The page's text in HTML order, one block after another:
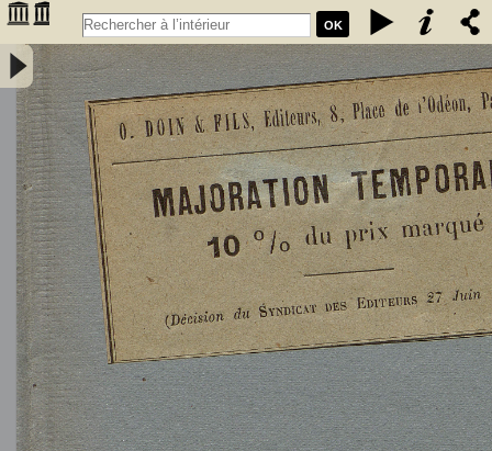
OK
L'Astronomie, observations, théorie et vulgarisation générale / par
Marcel Moye,... - Moye, Marcel (1873-1939). Auteur